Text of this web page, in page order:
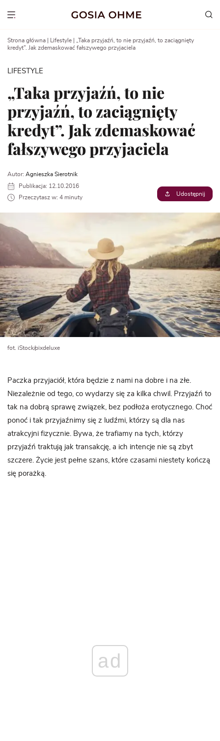
Show menu
Strona główna Lifestyle
„Taka przyjaźń, to nie przyjaźń, to zaciągnięty
kredyt”. Jak zdemaskować fałszywego przyjaciela
LIFESTYLE
„Taka przyjaźń, to nie
przyjaźń, to zaciągnięty
kredyt”. Jak zdemaskować
fałszywego przyjaciela
Autor: Agnieszka Sierotnik
Publikacja: 12.10.2016
Przeczytasz w: 4 minuty
Udostępnij
fot. iStock/pixdeluxe
Paczka przyjaciół, która będzie z nami na dobre i na złe.
Niezależnie od tego, co wydarzy się za kilka chwil. Przyjaźń to
tak na dobrą sprawę związek, bez podłoża erotycznego. Choć
ponoć i tak przyjaźnimy się z ludźmi, którzy są dla nas
atrakcyjni fizycznie. Bywa, że trafiamy na tych, którzy
przyjaźń traktują jak transakcję, a ich intencje nie są zbyt
szczere. Życie jest pełne szans, które czasami niestety kończą
się porażką.
ad